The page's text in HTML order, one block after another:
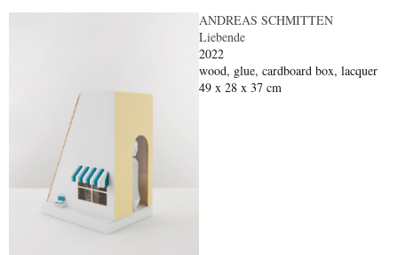
ANDREAS SCHMITTEN
Liebende
2022
wood, glue, cardboard box, lacquer
49 x 28 x 37 cm